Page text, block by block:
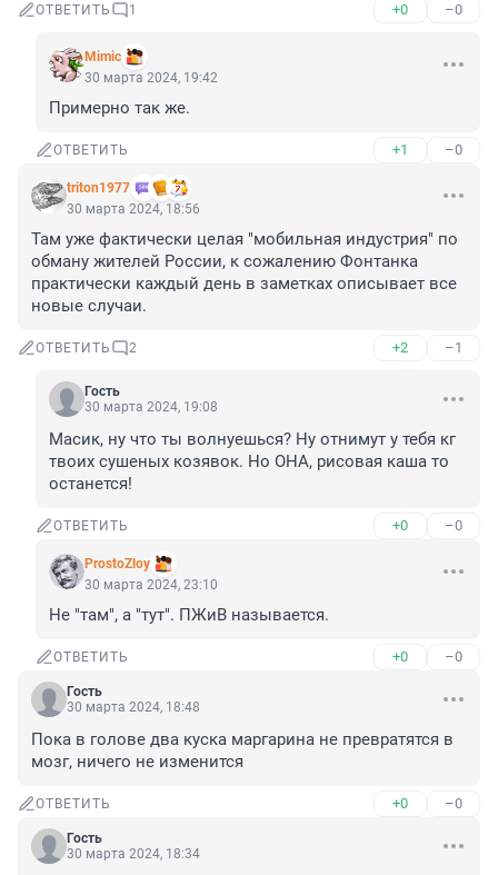
ОТВЕТИТЬ 1 +0 –0
Mimic
30 марта 2024, 19:42
Примерно так же.
ОТВЕТИТЬ +1 –0
triton1977
30 марта 2024, 18:56
Там уже фактически целая "мобильная индустрия" по
обману жителей России, к сожалению Фонтанка
практически каждый день в заметках описывает все
новые случаи.
ОТВЕТИТЬ 2 +2 –1
Гость
30 марта 2024, 19:08
Масик, ну что ты волнуешься? Ну отнимут у тебя кг
твоих сушеных козявок. Но ОНА, рисовая каша то
останется!
ОТВЕТИТЬ +0 –0
ProstoZloy
30 марта 2024, 23:10
Не "там", а "тут". ПЖиВ называется.
ОТВЕТИТЬ +0 –0
Гость
30 марта 2024, 18:48
Пока в голове два куска маргарина не превратятся в
мозг, ничего не изменится
ОТВЕТИТЬ +0 –0
Гость
30 марта 2024, 18:34